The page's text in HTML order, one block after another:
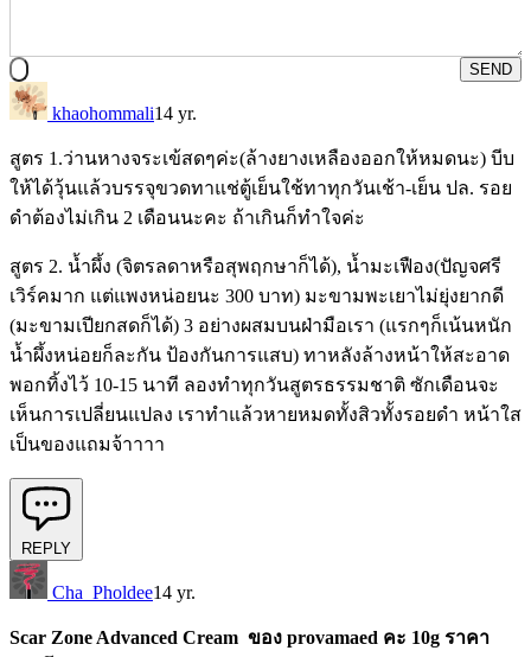
SEND
khaohommali14 yr.
สูตร 1.ว่านหางจระเข้สดๆค่ะ(ล้างยางเหลืองออกให้หมดนะ) บีบ
ให้ได้วุ้นแล้วบรรจุขวดทาแช่ตู้เย็นใช้ทาทุกวันเช้า-เย็น ปล. รอย
ดำต้องไม่เกิน 2 เดือนนะคะ ถ้าเกินก็ทำใจค่ะ
สูตร 2. น้ำผึ้ง (จิตรลดาหรือสุพฤกษาก็ได้), น้ำมะเฟือง(ปัญจศรี
เวิร์คมาก แต่แพงหน่อยนะ 300 บาท) มะขามพะเยาไม่ยุ่งยากดี
(มะขามเปียกสดก็ได้) 3 อย่างผสมบนฝ่ามือเรา (แรกๆก็เน้นหนัก
น้ำผึ้งหน่อยก็ละกัน ป้องกันการแสบ) ทาหลังล้างหน้าให้สะอาด
พอกทิ้งไว้ 10-15 นาที ลองทำทุกวันสูตรธรรมชาติ ซักเดือนจะ
เห็นการเปลี่ยนแปลง เราทำแล้วหายหมดทั้งสิวทั้งรอยดำ หน้าใส
เป็นของแถมจ้าาาา
REPLY
Cha_Pholdee14 yr.
Scar Zone Advanced Cream ของ provamaed คะ 10g ราคา